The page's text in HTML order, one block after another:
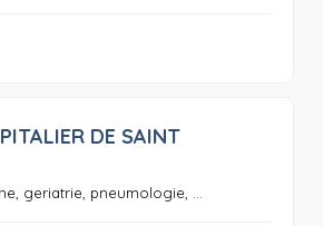
DE SAINT
geriatrie, pneumologie, ...